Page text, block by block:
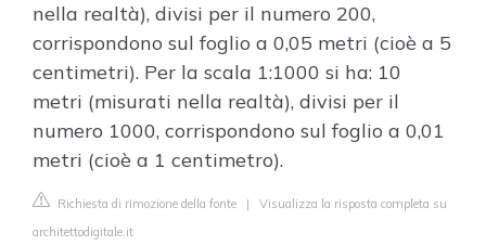
nella realtà), divisi per il numero 200,
corrispondono sul foglio a 0,05 metri (cioè a 5
centimetri). Per la scala 1:1000 si ha: 10
metri (misurati nella realtà), divisi per il
numero 1000, corrispondono sul foglio a 0,01
metri (cioè a 1 centimetro).
Richiesta di rimozione della fonte | Visualizza la risposta completa su
architettodigitale.it